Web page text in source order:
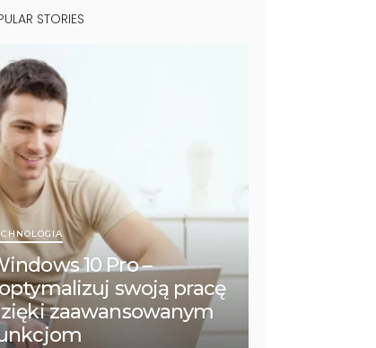
STORIES
10 Pro –
swoją pracę
zaawansowanym